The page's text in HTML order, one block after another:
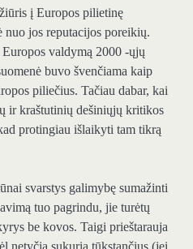
į Europos pilietinę
nuo jos reputacijos poreikių.
valdymą 2000 -ųjų
buvo švenčiama kaip
piliečius. Tačiau dabar, kai
ir kraštutinių dešiniųjų kritikos
protingiau išlaikyti tam tikrą
svarstys galimybę sumažinti
tuo pagrindu, jie turėtų
be kovos. Taigi prieštarauja
netyčia sukuria tūkstančius (jei